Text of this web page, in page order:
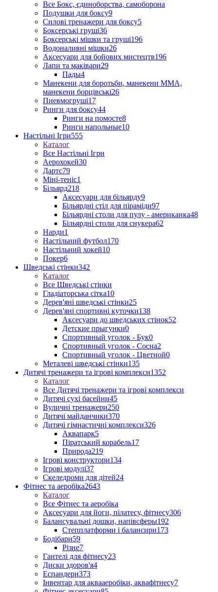
Все Бокс, єдиноборства, самоборона
Подушки для боксу9
Силові тренажери для боксу5
Боксерські груші36
Боксерські мішки та груші196
Водоналивні мішки26
Аксесуари для бойових мистецтв196
Лапи та маківари29
Пады4
Манекени для боротьби, манекени ММА,
манекени борцівські26
Пневмогруші17
Ринги для боксу44
Ринги на помосте8
Ринги напольные10
Настільні Ігри555
Каталог
Все Настільні Ігри
Аерохокей30
Дартс79
Міні-теніс1
Більярд218
Аксесуари для більярду9
Більярдні стіл для піраміди97
Більярдні столи для пулу - американка48
Більярдні столи для снукера62
Нарди1
Настільний футбол170
Настільний хокей10
Покер6
Шведські стінки342
Каталог
Все Шведські стінки
Гладіаторська сітка10
Дерев'яні шведські стінки25
Дерев'яні спортивні куточки138
Аксесуари до шведських стінок52
Детские прыгунки0
Спортивный уголок - Бук0
Спортивный уголок - Сосна2
Спортивный уголок - Цветной0
Металеві шведські стінки135
Дитячі тренажери та ігрові комплекси1352
Каталог
Все Дитячі тренажери та ігрові комплекси
Дитячі сухі басейни45
Вуличні тренажери250
Дитячі майданчики370
Дитячі гімнастичні комплекси326
Аквапарк5
Піратський корабель17
Природа219
Ігрові конструктори134
Ігрові модулі37
Скеледроми для дітей24
Фітнес та аеробіка2643
Каталог
Все Фітнес та аеробіка
Аксесуари для йоги, пілатесу, фітнесу306
Балансувальні дошки, напівсферы192
Степплатформи і балансири173
Бодібари59
Різне7
Гантелі для фітнесу23
Диски здоров'я4
Еспандери373
Інвентар для аквааеробіки, аквафітнесу7